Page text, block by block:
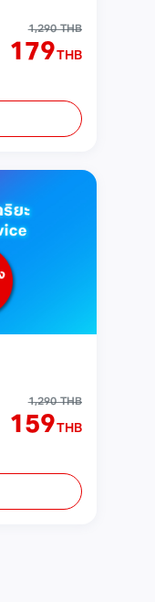
1,290 THB
179THB
1,290 THB
159THB